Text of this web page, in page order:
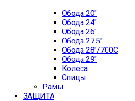
Обода 20"
Обода 24"
Обода 26"
Обода 27.5"
Обода 28"/700C
Обода 29"
Колеса
Спицы
Рамы
ЗАЩИТА